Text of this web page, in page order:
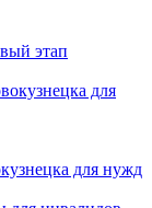
этап
для нужд